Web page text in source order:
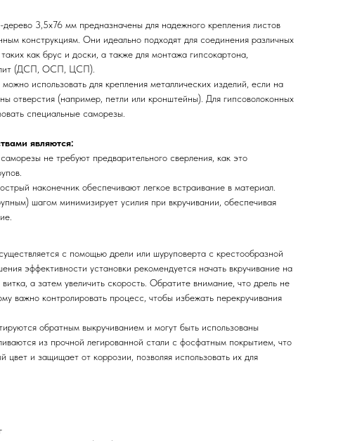
3,5х76 мм предназначены для надежного крепления листов
конструкциям. Они идеально подходят для соединения различных
как брус и доски, а также для монтажа гипсокартона,
(ДСП, ОСП, ЦСП).
использовать для крепления металлических изделий, если на
отверстия (например, петли или кронштейны). Для гипсоволоконных
специальные саморезы.
являются:
не требуют предварительного сверления, как это
наконечник обеспечивают легкое встраивание в материал.
шагом минимизирует усилия при вкручивании, обеспечивая
с помощью дрели или шуруповерта с крестообразной
эффективности установки рекомендуется начать вкручивание на
а затем увеличить скорость. Обратите внимание, что дрель не
важно контролировать процесс, чтобы избежать перекручивания
обратным выкручиванием и могут быть использованы
из прочной легированной стали с фосфатным покрытием, что
цвет и защищает от коррозии, позволяя использовать их для